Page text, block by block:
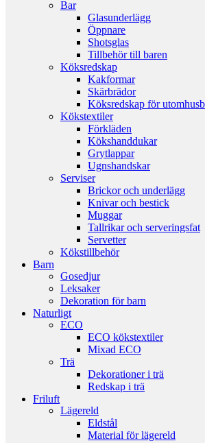
Bar
Glasunderlägg
Öppnare
Shotsglas
Tillbehör till baren
Köksredskap
Kakformar
Skärbrädor
Köksredskap för
Kökstextiler
Förkläden
Kökshanddukar
Grytlappar
Ugnshandskar
Serviser
Brickor och underlägg
Knivar och bestick
Muggar
Tallrikar och serveringsfat
Servetter
Kökstillbehör
Barn
Gosedjur
Leksaker
Dekoration för barn
Naturligt
ECO
ECO kökstextiler
Mixad ECO
Trä
Dekorationer i trä
Redskap i trä
Friluft
Lägereld
Eldstål
Material för lägereld